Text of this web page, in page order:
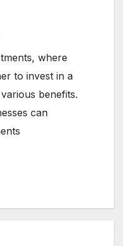
where
to invest in a
benefits.
can